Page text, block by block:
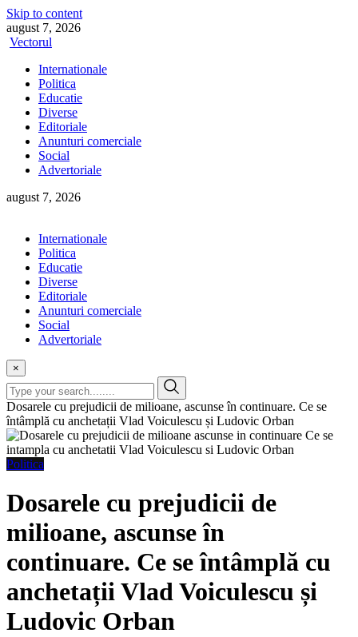
Skip to content
august 7, 2026
Vectorul
Internationale
Politica
Educatie
Diverse
Editoriale
Anunturi comerciale
Social
Advertoriale
august 7, 2026
Internationale
Politica
Educatie
Diverse
Editoriale
Anunturi comerciale
Social
Advertoriale
×
Dosarele cu prejudicii de milioane, ascunse în continuare. Ce se
întâmplă cu anchetații Vlad Voiculescu și Ludovic Orban
Politica
Dosarele cu prejudicii de
milioane, ascunse în
continuare. Ce se întâmplă cu
anchetații Vlad Voiculescu și
Ludovic Orban